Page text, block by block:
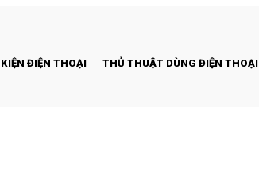
ĐIỆN THOẠI THỦ THUẬT DÙNG ĐIỆN THOẠI